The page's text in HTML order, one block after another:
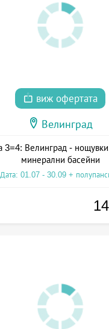
виж офертата
Велинград
Велинград -
минерални басейни
Дата: 01.07 - 30.09 +